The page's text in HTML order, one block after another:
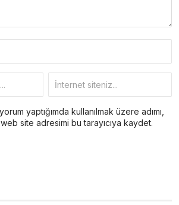
yaptığımda kullanılmak üzere adımı,
site adresimi bu tarayıcıya kaydet.